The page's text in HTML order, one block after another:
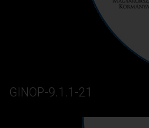
GINOP-9.1.1-21